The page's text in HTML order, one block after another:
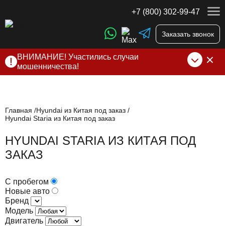
+7 (800) 302-99-47
Заказать звонок
ВНИМАНИЕ! Участились случаи
мошенничества!
нами по официальным контактам
и на сайте
Главная
Hyundai из Китая под заказ
Hyundai Staria из Китая под заказ
HYUNDAI STARIA ИЗ КИТАЯ ПОД
ЗАКАЗ
С пробегом
Новые авто
Бренд
Модель
Двигатель